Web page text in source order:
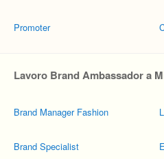
Promoter
Lavoro Brand Ambassador a
Brand Manager Fashion
Brand Specialist